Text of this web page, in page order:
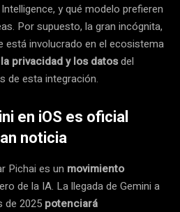
y qué modelo prefieren
Por supuesto, la gran incógnita,
está involucrado en el ecosistema
privacidad y los datosdel
de esta integración.
en iOS es oficial
noticia
Pichai es un movimiento
de la IA. La llegada de Gemini a
de 2025 potenciará